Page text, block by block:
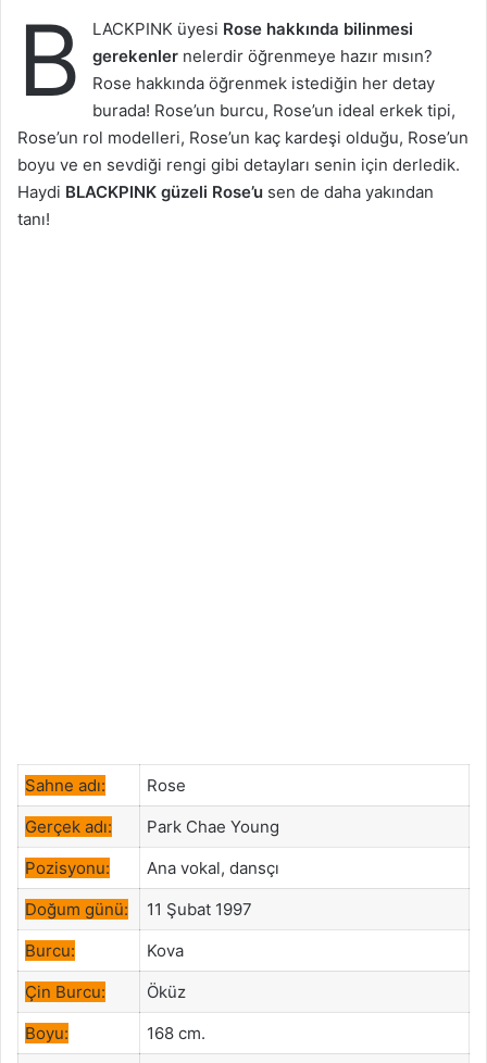
B LACKPINK üyesi Rose hakkında bilinmesi
gerekenler nelerdir öğrenmeye hazır mısın?
Rose hakkında öğrenmek istediğin her detay
burada! Rose’un burcu, Rose’un ideal erkek tipi,
Rose’un rol modelleri, Rose’un kaç kardeşi olduğu, Rose’un
boyu ve en sevdiği rengi gibi detayları senin için derledik.
Haydi BLACKPINK güzeli Rose’u sen de daha yakından
tanı!
Sahne adı:
Rose
Gerçek adı:
Park Chae Young
Pozisyonu:
Ana vokal, dansçı
Doğum günü:
11 Şubat 1997
Burcu:
Kova
Çin Burcu:
Öküz
Boyu:
168 cm.